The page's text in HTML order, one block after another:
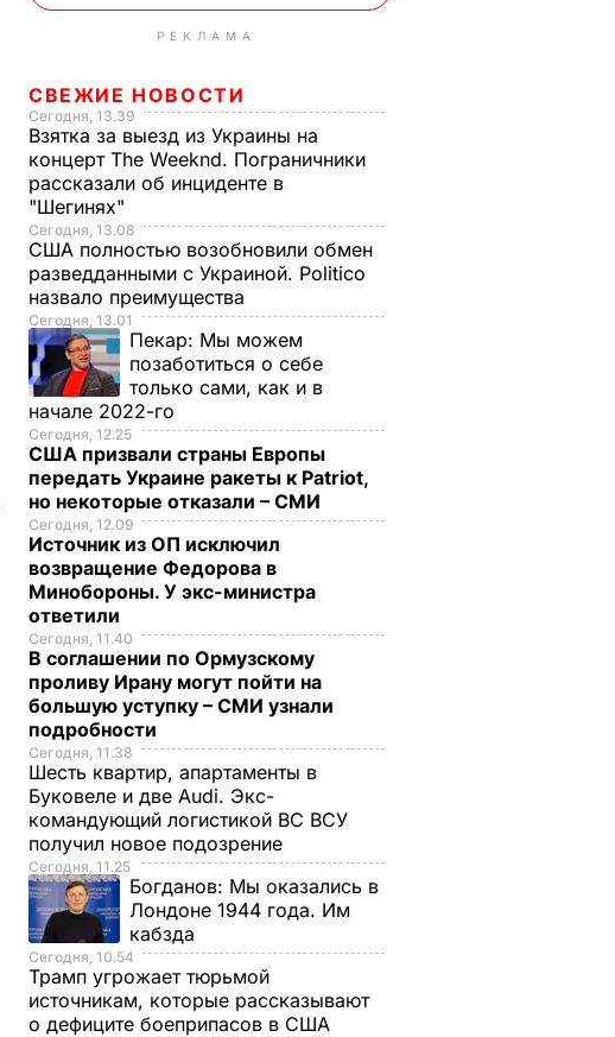
РЕКЛАМА
СВЕЖИЕ НОВОСТИ
Сегодня, 13.39
Взятка за выезд из Украины на
концерт The Weeknd. Пограничники
рассказали об инциденте в
"Шегинях"
Сегодня, 13.08
США полностью возобновили обмен
разведданными с Украиной. Politico
назвало преимущества
Сегодня, 13.01
Пекар: Мы можем
позаботиться о себе
только сами, как и в
начале 2022-го
Сегодня, 12.25
США призвали страны Европы
передать Украине ракеты к Patriot,
но некоторые отказали – СМИ
Сегодня, 12.09
Источник из ОП исключил
возвращение Федорова в
Минобороны. У экс-министра
ответили
Сегодня, 11.40
В соглашении по Ормузскому
проливу Ирану могут пойти на
большую уступку – СМИ узнали
подробности
Сегодня, 11.38
Шесть квартир, апартаменты в
Буковеле и две Audi. Экс-
командующий логистикой ВС ВСУ
получил новое подозрение
Сегодня, 11.25
Богданов: Мы оказались в
Лондоне 1944 года. Им
кабзда
Сегодня, 10.54
Трамп угрожает тюрьмой
источникам, которые рассказывают
о дефиците боеприпасов в США